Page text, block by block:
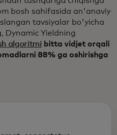
bosh sahifasida an'anaviy
tavsiyalar bo'yicha
Dynamic Yieldning
algoritmi bitta vidjet orqali
88% ga oshirishga